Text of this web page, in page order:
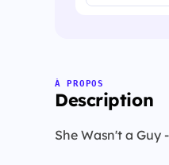
À PROPOS
Description
She Wasn't a Guy